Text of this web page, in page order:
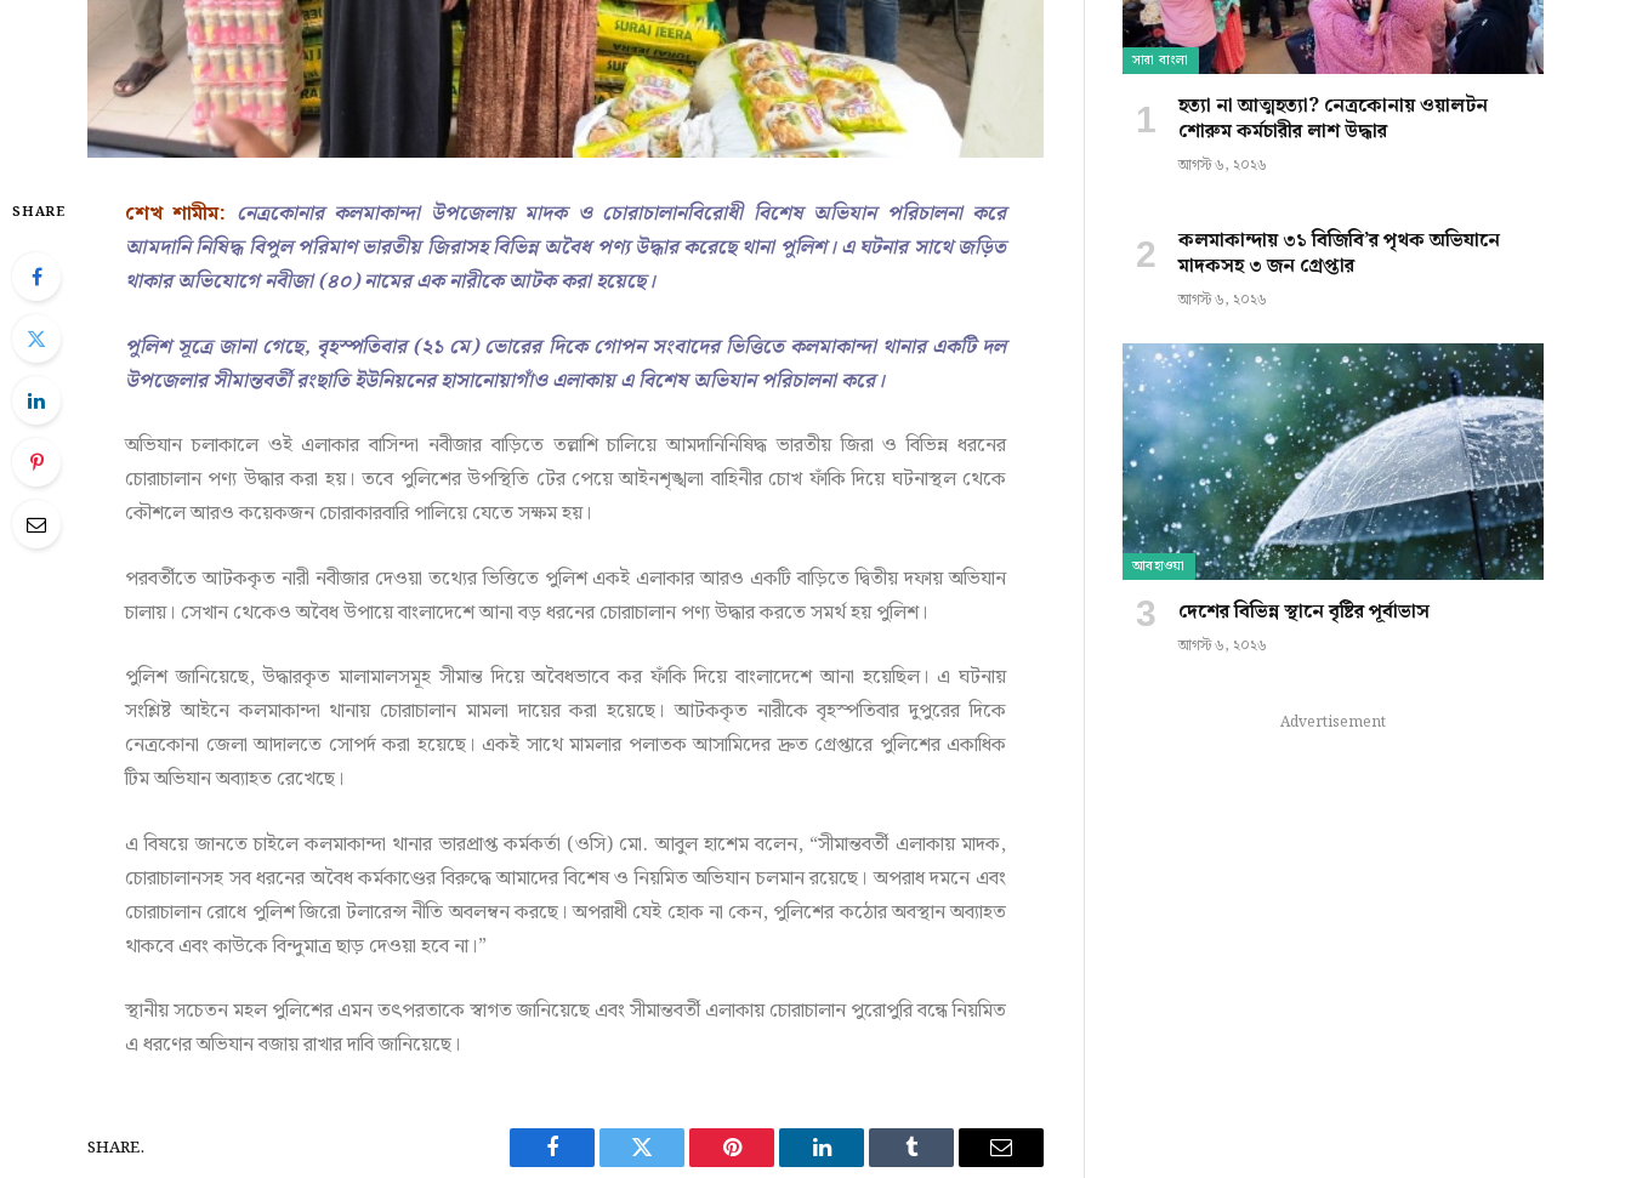
SHARE শেখ শামীম: নেত্রকোনার কলমাকান্দা উপজেলায় মাদক ও চোরাচালানবিরোধী বিশেষ অভিযান পরিচালনা করে
আমদানি নিষিদ্ধ বিপুল পরিমাণ ভারতীয় জিরাসহ বিভিন্ন অবৈধ পণ্য উদ্ধার করেছে থানা পুলিশ। এ ঘটনার সাথে জড়িত
থাকার অভিযোগে নবীজা (৪০) নামের এক নারীকে আটক করা হয়েছে।
পুলিশ সূত্রে জানা গেছে, বৃহস্পতিবার (২১ মে) ভোরের দিকে গোপন সংবাদের ভিত্তিতে কলমাকান্দা থানার একটি দল
উপজেলার সীমান্তবর্তী রংছাতি ইউনিয়নের হাসানোয়াগাঁও এলাকায় এ বিশেষ অভিযান পরিচালনা করে।
অভিযান চলাকালে ওই এলাকার বাসিন্দা নবীজার বাড়িতে তল্লাশি চালিয়ে আমদানিনিষিদ্ধ ভারতীয় জিরা ও বিভিন্ন ধরনের
চোরাচালান পণ্য উদ্ধার করা হয়। তবে পুলিশের উপস্থিতি টের পেয়ে আইনশৃঙ্খলা বাহিনীর চোখ ফাঁকি দিয়ে ঘটনাস্থল থেকে
কৌশলে আরও কয়েকজন চোরাকারবারি পালিয়ে যেতে সক্ষম হয়।
পরবর্তীতে আটককৃত নারী নবীজার দেওয়া তথ্যের ভিত্তিতে পুলিশ একই এলাকার আরও একটি বাড়িতে দ্বিতীয় দফায় অভিযান
চালায়। সেখান থেকেও অবৈধ উপায়ে বাংলাদেশে আনা বড় ধরনের চোরাচালান পণ্য উদ্ধার করতে সমর্থ হয় পুলিশ।
পুলিশ জানিয়েছে, উদ্ধারকৃত মালামালসমূহ সীমান্ত দিয়ে অবৈধভাবে কর ফাঁকি দিয়ে বাংলাদেশে আনা হয়েছিল। এ ঘটনায়
সংশ্লিষ্ট আইনে কলমাকান্দা থানায় চোরাচালান মামলা দায়ের করা হয়েছে। আটককৃত নারীকে বৃহস্পতিবার দুপুরের দিকে
নেত্রকোনা জেলা আদালতে সোপর্দ করা হয়েছে। একই সাথে মামলার পলাতক আসামিদের দ্রুত গ্রেপ্তারে পুলিশের একাধিক
টিম অভিযান অব্যাহত রেখেছে।
এ বিষয়ে জানতে চাইলে কলমাকান্দা থানার ভারপ্রাপ্ত কর্মকর্তা (ওসি) মো. আবুল হাশেম বলেন, “সীমান্তবর্তী এলাকায় মাদক,
চোরাচালানসহ সব ধরনের অবৈধ কর্মকাণ্ডের বিরুদ্ধে আমাদের বিশেষ ও নিয়মিত অভিযান চলমান রয়েছে। অপরাধ দমনে এবং
চোরাচালান রোধে পুলিশ জিরো টলারেন্স নীতি অবলম্বন করছে। অপরাধী যেই হোক না কেন, পুলিশের কঠোর অবস্থান অব্যাহত
থাকবে এবং কাউকে বিন্দুমাত্র ছাড় দেওয়া হবে না।”
স্থানীয় সচেতন মহল পুলিশের এমন তৎপরতাকে স্বাগত জানিয়েছে এবং সীমান্তবর্তী এলাকায় চোরাচালান পুরোপুরি বন্ধে নিয়মিত
এ ধরণের অভিযান বজায় রাখার দাবি জানিয়েছে।
SHARE.
Facebook Twitter Pinterest LinkedIn Tumblr Email
সারা বাংলা
হত্যা না আত্মহত্যা? নেত্রকোনায় ওয়ালটন
শোরুম কর্মচারীর লাশ উদ্ধার
আগস্ট ৬, ২০২৬
কলমাকান্দায় ৩১ বিজিবি’র পৃথক অভিযানে
মাদকসহ ৩ জন গ্রেপ্তার
আগস্ট ৬, ২০২৬
আবহাওয়া
দেশের বিভিন্ন স্থানে বৃষ্টির পূর্বাভাস
আগস্ট ৬, ২০২৬
Advertisement